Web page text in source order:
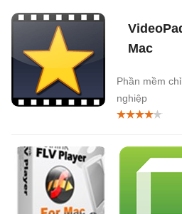
Mac
Phần mềm
nghiệp